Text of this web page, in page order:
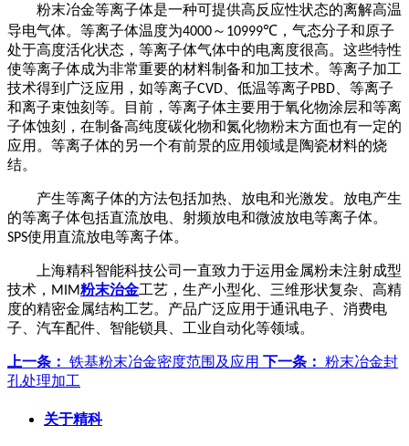
粉末冶金等离子体是一种可提供高反应性状态的离解高温
导电气体。等离子体温度为4000～ 10999℃ ，气态分子和原子
处于高度活化状态，等离子体气体中的电离度很高。这些特性
使等离子体成为非常重要的材料制备和加工技术。等离子加工
技术得到广泛应用，如等离子CVD 、低温等离子PBD 、等离子
和离子束蚀刻等。目前，等离子体主要用于氧化物涂层和等离
子体蚀刻，在制备高纯度碳化物和氮化物粉末方面也有一定的
应用。等离子体的另一个有前景的应用领域是陶瓷材料的烧
结。
产生等离子体的方法包括加热、放电和光激发。放电产生
的等离子体包括直流放电、射频放电和微波放电等离子体。
SPS使用直流放电等离子体。
上海精科智能科技公司一直致力于运用金属粉未注射成型
技术， MIM粉末治金工艺，生产小型化、三维形状复杂、高精
度的精密金属结构工艺。产品广泛应用于通讯电子、消费电
子、汽车配件、智能锁具、工业自动化等领域。
上一条： 铁基粉末冶金密度范围及应用 下一条： 粉末冶金封
孔处理加工
关于精科